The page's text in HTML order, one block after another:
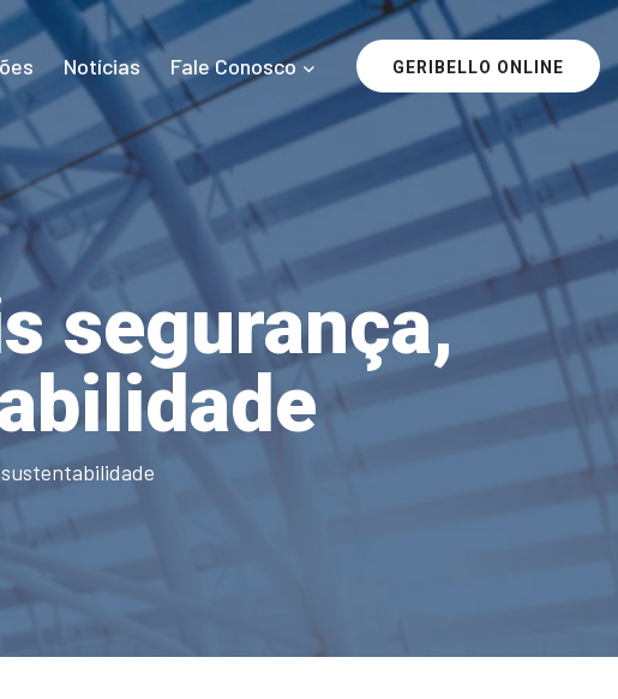
Notícias Fale Conosco GERIBELLO ONLINE
segurança,
sustentabilidade